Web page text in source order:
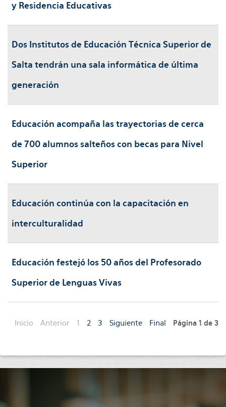
y Residencia Educativas
Dos Institutos de Educación Técnica Superior de
Salta tendrán una sala informática de última
generación
Educación acompaña las trayectorias de cerca
de 700 alumnos salteños con becas para Nivel
Superior
Educación continúa con la capacitación en
interculturalidad
Educación festejó los 50 años del Profesorado
Superior de Lenguas Vivas
Página 1 de 3
Inicio Anterior 1 2 3 Siguiente Final